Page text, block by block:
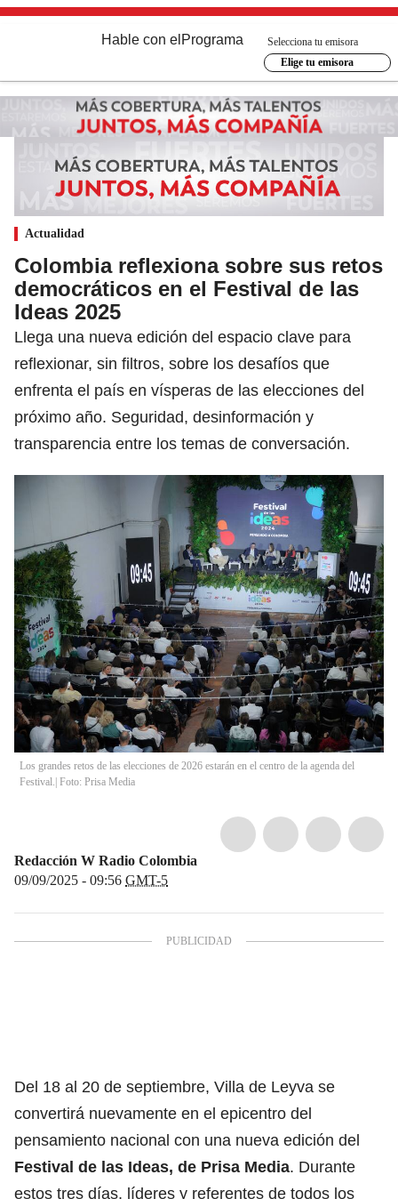
Hable con el Programa
Selecciona tu emisora
Elige tu emisora
Actualidad
Colombia reflexiona sobre sus retos
democráticos en el Festival de las
Ideas 2025
Llega una nueva edición del espacio clave para
reflexionar, sin filtros, sobre los desafíos que
enfrenta el país en vísperas de las elecciones del
próximo año. Seguridad, desinformación y
transparencia entre los temas de conversación.
Los grandes retos de las elecciones de 2026 estarán en el centro de la agenda del
Festival.| Foto: Prisa Media
Redacción W Radio Colombia
09/09/2025 - 09:56 GMT-5
Del 18 al 20 de septiembre, Villa de Leyva se
convertirá nuevamente en el epicentro del
pensamiento nacional con una nueva edición del
Festival de las Ideas, de Prisa Media. Durante
estos tres días, líderes y referentes de todos los